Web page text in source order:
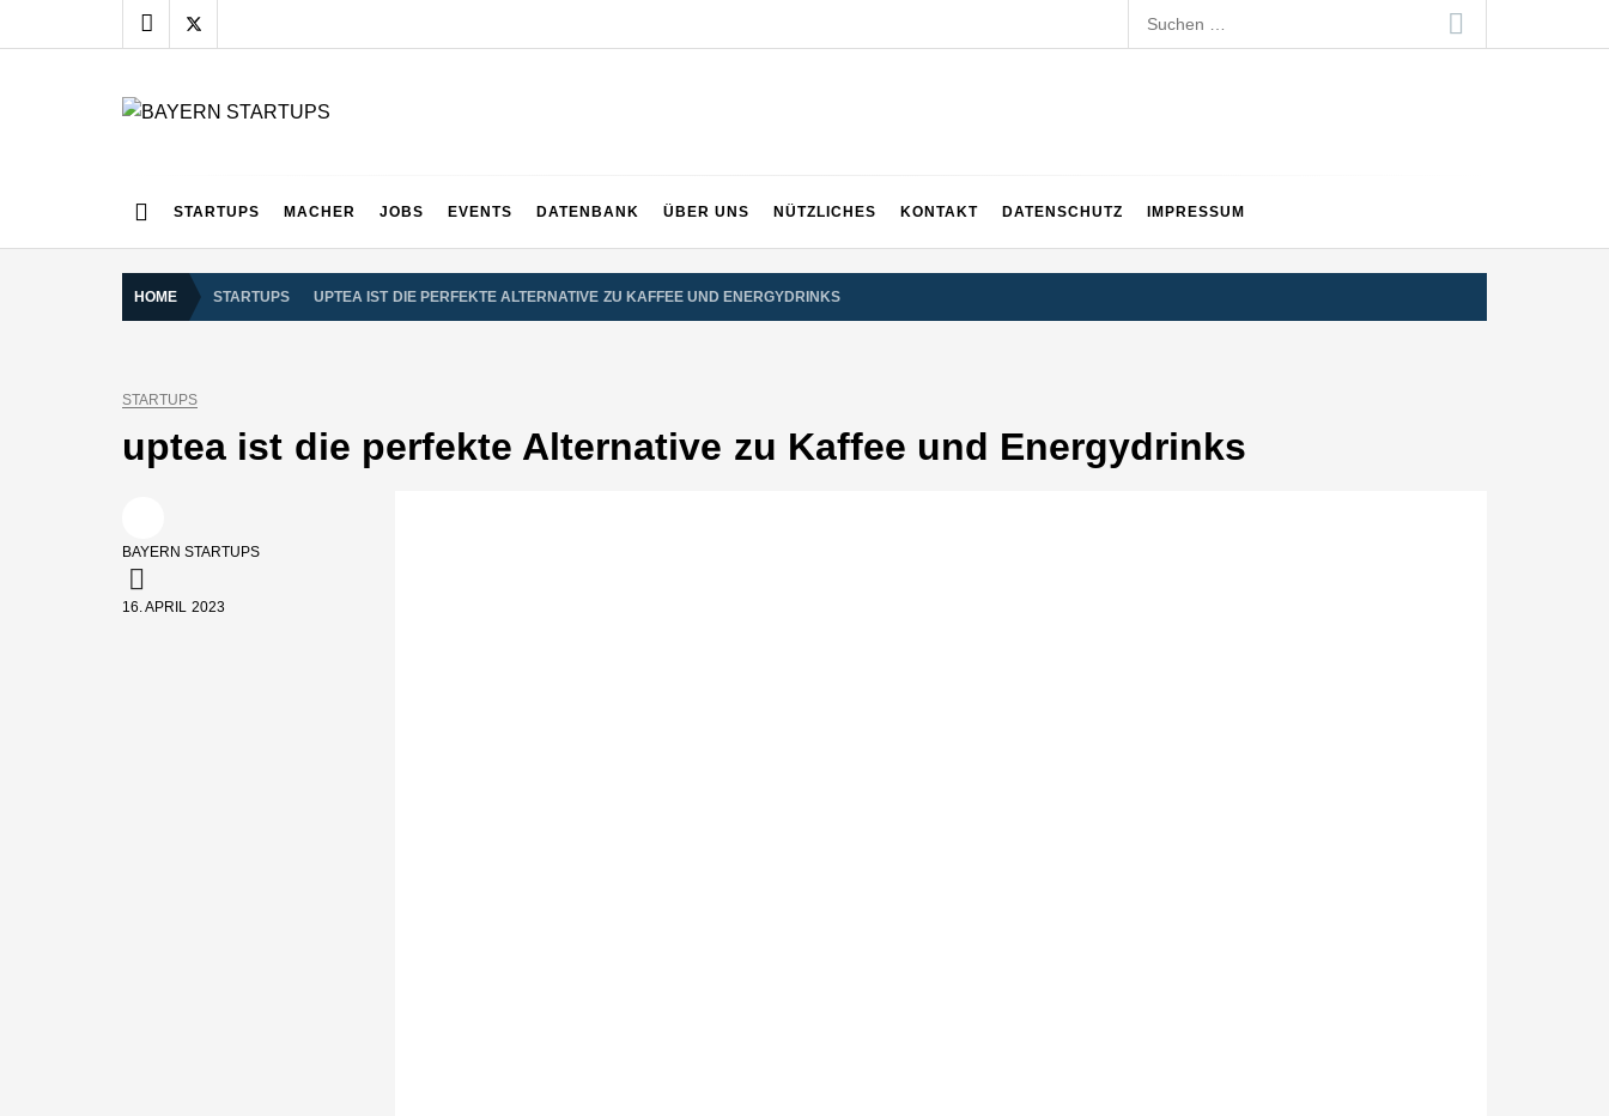
to
Suchen
nach:
STARTUPS MACHER JOBS EVENTS DATENBANK ÜBER UNS NÜTZLICHES KONTAKT DATENSCHUTZ IMPRESSUM
HOME STARTUPS UPTEA IST DIE PERFEKTE ALTERNATIVE ZU KAFFEE UND ENERGYDRINKS
STARTUPS
uptea ist die perfekte Alternative zu Kaffee und Energydrinks
BAYERN STARTUPS
16. APRIL 2023